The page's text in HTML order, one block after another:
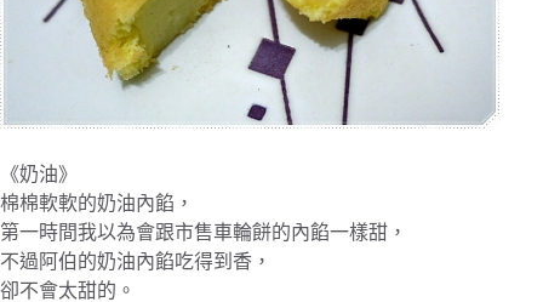
《奶油》
棉棉軟軟的奶油內餡，
第一時間我以為會跟市售車輪餅的內餡一樣甜，
不過阿伯的奶油內餡吃得到香，
卻不會太甜的。